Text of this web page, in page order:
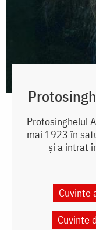
Protosinghelul
mai 1923 în
și a intrat
Cuvinte
Cuvinte